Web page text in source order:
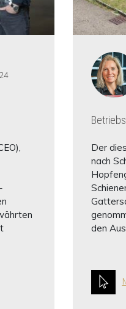
Der
nach
den